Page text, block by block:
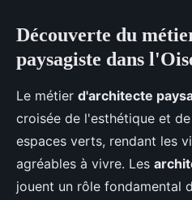
Découverte du
paysagiste dans
Le métier d'architecte
croisée de l'esthétique et
espaces verts, rendant les
agréables à vivre. Les
jouent un rôle fondamental